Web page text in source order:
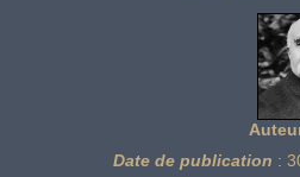
Date de publication :